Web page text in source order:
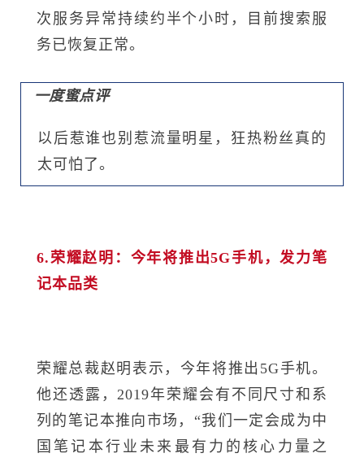
次服务异常持续约半个小时，目前搜索服
务已恢复正常。
一度蜜点评
以后惹谁也别惹流量明星，狂热粉丝真的
太可怕了。
6.荣耀赵明：今年将推出5G手机，发力笔
记本品类
荣耀总裁赵明表示，今年将推出5G手机。
他还透露，2019年荣耀会有不同尺寸和系
列的笔记本推向市场，“我们一定会成为中
国笔记本行业未来最有力的核心力量之